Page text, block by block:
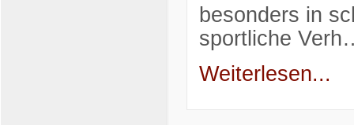
besonders in
sportliche
Weiterlesen...